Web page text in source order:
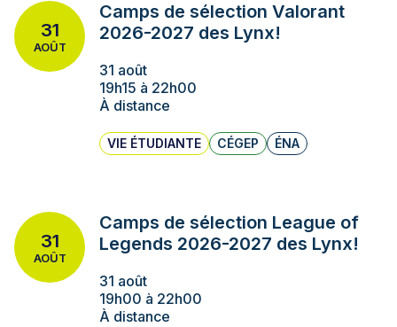
31
AOÛT
Camps de sélection Valorant
2026-2027 des Lynx!
31 août
19h15 à 22h00
À distance
VIE ÉTUDIANTE CÉGEP ÉNA
31
AOÛT
Camps de sélection League of
Legends 2026-2027 des Lynx!
31 août
19h00 à 22h00
À distance